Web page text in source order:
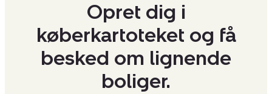
Opret dig i
køberkartoteket og få
besked om lignende
boliger.